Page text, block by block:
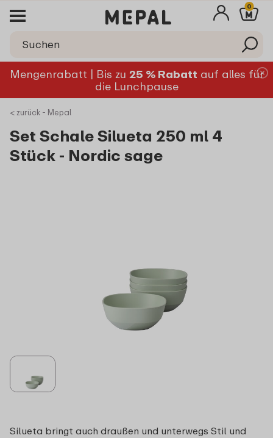
0
Mengenrabatt | Bis zu 25 % Rabatt auf alles für
die Lunchpause
< zurück - Mepal
Set Schale Silueta 250 ml 4
Stück - Nordic sage
Silueta bringt auch draußen und unterwegs Stil und